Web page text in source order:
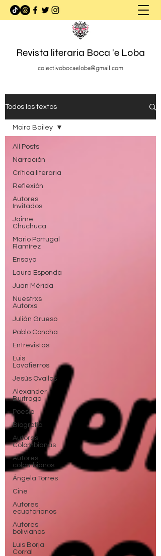
Revista literaria Boca 'e Loba
colectivobocaeloba@gmail.com
Todos los textos
All Posts
Narración
Crítica literaria
Reflexión
Autores
Invitados
Jaime
Chuchuca
Mario Portugal
Ramírez
Ensayo
Laura Esponda
Juan Mérida
Nuestrxs
Autorxs
Julián Grueso
Pablo Concha
Entrevistas
Luis
Lavafierros
Jesús Ovallos
Alexander
Buitrago
Poesía
Biografía
Autoras
Colombianas
Autores
colombianos
Ángela Torres
Cine
Autores
ecuatorianos
Autores
bolivianos
Luis Borja
Corral
Moira Bailey